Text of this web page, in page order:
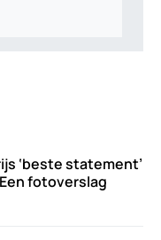
‘beste statement’
fotoverslag